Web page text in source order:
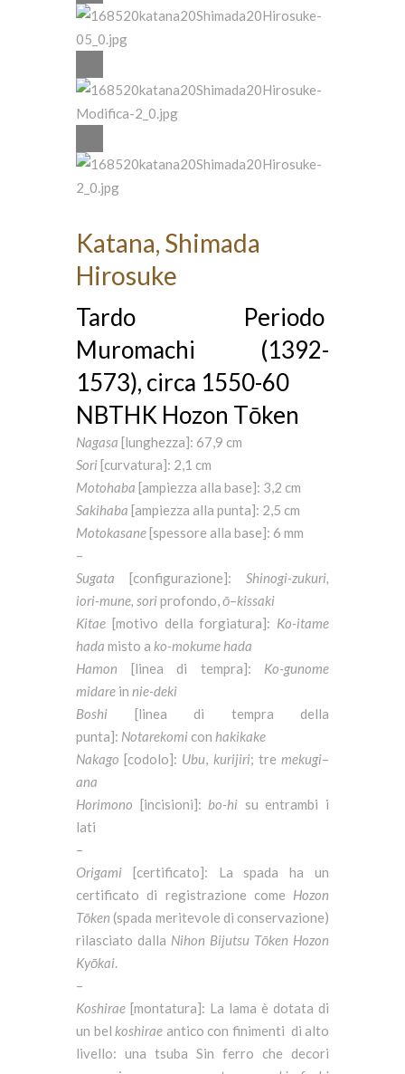
Katana, Shimada
Hirosuke
Tardo Periodo
Muromachi (1392-
1573), circa 1550-60
NBTHK Hozon Tōken
Nagasa [lunghezza]: 67,9 cm
Sori[curvatura]: 2,1 cm
Motohaba [ampiezza alla base]: 3,2 cm
Sakihaba [ampiezza alla punta]: 2,5 cm
Motokasane[spessore alla base]: 6 mm
–
Sugata [configurazione]: Shinogi-zukuri,
iori-mune, soriprofondo,ō–kissaki
Kitae [motivo della forgiatura]: Ko-itame
hada misto a ko-mokume hada
Hamon [linea di tempra]: Ko-gunome
midare in nie-deki
Boshi [linea di tempra della
punta]: Notarekomi con hakikake
Nakago [codolo]: Ubu, kurijiri; tremekugi–
ana
Horimono [incisioni]: bo-hi su entrambi i
lati
–
Origami [certificato]: La spada ha un
certificato di registrazione come Hozon
Tōken (spada meritevole di conservazione)
rilasciato dalla Nihon Bijutsu Tōken Hozon
Kyōkai.
–
Koshirae [montatura]: La lama è dotata di
un bel koshirae antico con finimenti di alto
livello: una tsuba Sin ferro che decori